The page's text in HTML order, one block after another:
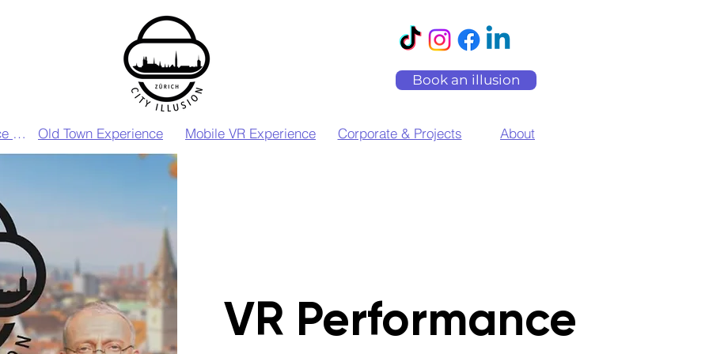
VIP VR Experience Zurich
Book an illusion
Old Town Experience Mobile VR Experience Corporate & Projects About
VR Performance